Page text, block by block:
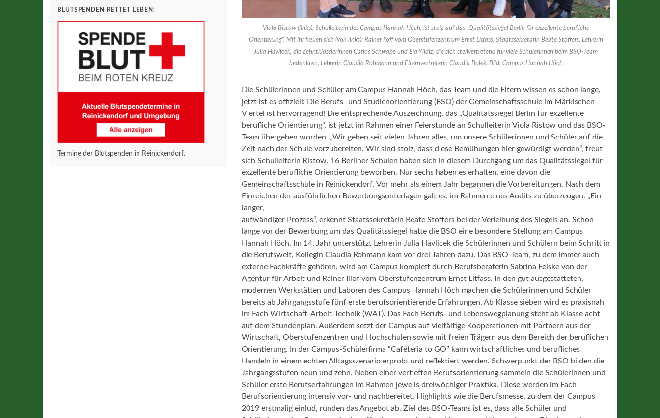
Viola Ristow (links), Schulleiterin des Campus Hannah Höch, ist stolz auf das „Qualitätssiegel Berlin für exzellente berufliche
Orientierung“. Mit ihr freuen sich (von links): Rainer Iloff vom Oberstufenzentrum Ernst Litfass, Staatssekretärin Beate Stoffers, Lehrerin
Julia Havlicek, die ZehntklässlerInnen Carlos Schwabe und Ela Yildiz, die sich stellvertretend für viele SchülerInnen beim BSO-Team
bedankten, Lehrerin Claudia Rohmann und Elternvertreterin Claudia Bolek. Bild: Campus Hannah Höch
Die Schülerinnen und Schüler am Campus Hannah Höch, das Team und die Eltern wissen es schon lange,
jetzt ist es offiziell: Die Berufs- und Studienorientierung (BSO) der Gemeinschaftsschule im Märkischen
Viertel ist hervorragend! Die entsprechende Auszeichnung, das „Qualitätssiegel Berlin für exzellente
berufliche Orientierung“, ist jetzt im Rahmen einer Feierstunde an Schulleiterin Viola Ristow und das BSO-
Team übergeben worden. „Wir geben seit vielen Jahren alles, um unsere Schülerinnen und Schüler auf die
Zeit nach der Schule vorzubereiten. Wir sind stolz, dass diese Bemühungen hier gewürdigt werden“, freut
sich Schulleiterin Ristow. 16 Berliner Schulen haben sich in diesem Durchgang um das Qualitätssiegel für
exzellente berufliche Orientierung beworben. Nur sechs haben es erhalten, eine davon die
Gemeinschaftsschule in Reinickendorf. Vor mehr als einem Jahr begannen die Vorbereitungen. Nach dem
Einreichen der ausführlichen Bewerbungsunterlagen galt es, im Rahmen eines Audits zu überzeugen. „Ein
langer,
aufwändiger Prozess“, erkennt Staatssekretärin Beate Stoffers bei der Verleihung des Siegels an. Schon
lange vor der Bewerbung um das Qualitätssiegel hatte die BSO eine besondere Stellung am Campus
Hannah Höch. Im 14. Jahr unterstützt Lehrerin Julia Havlicek die Schülerinnen und Schülern beim Schritt in
die Berufswelt, Kollegin Claudia Rohmann kam vor drei Jahren dazu. Das BSO-Team, zu dem immer auch
externe Fachkräfte gehören, wird am Campus komplett durch Berufsberaterin Sabrina Felske von der
Agentur für Arbeit und Rainer Illof vom Oberstufenzentrum Ernst Litfass. In den gut ausgestatteten,
modernen Werkstätten und Laboren des Campus Hannah Höch machen die Schülerinnen und Schüler
bereits ab Jahrgangsstufe fünf erste berufsorientierende Erfahrungen. Ab Klasse sieben wird es praxisnah
im Fach Wirtschaft-Arbeit-Technik (WAT). Das Fach Berufs- und Lebenswegplanung steht ab Klasse acht
auf dem Stundenplan. Außerdem setzt der Campus auf vielfältige Kooperationen mit Partnern aus der
Wirtschaft, Oberstufenzentren und Hochschulen sowie mit freien Trägern aus dem Bereich der beruflichen
Orientierung. In der Campus-Schülerfirma “Caféteria to GO” kann wirtschaftliches und berufliches
Handeln in einem echten Alltagsszenario erprobt und reflektiert werden. Schwerpunkt der BSO bilden die
Jahrgangsstufen neun und zehn. Neben einer vertieften Berufsorientierung sammeln die Schülerinnen und
Schüler erste Berufserfahrungen im Rahmen jeweils dreiwöchiger Praktika. Diese werden im Fach
Berufsorientierung intensiv vor- und nachbereitet. Highlights wie die Berufsmesse, zu dem der Campus
2019 erstmalig einlud, runden das Angebot ab. Ziel des BSO-Teams ist es, dass alle Schüler und
BLUTSPENDEN RETTET LEBEN:
Termine der Blutspenden in Reinickendorf.